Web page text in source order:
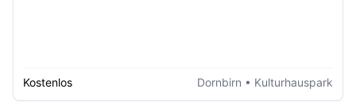
Kostenlos Dornbirn • Kulturhauspark